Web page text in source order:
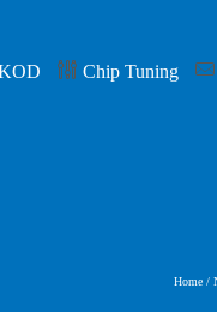
Chip Tuning
Home /